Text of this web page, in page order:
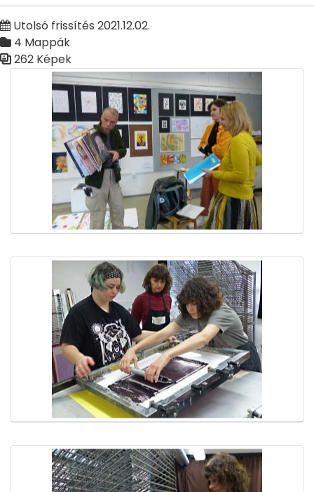
Utolsó frissítés 2021.12.02.
4 Mappák
262 Képek